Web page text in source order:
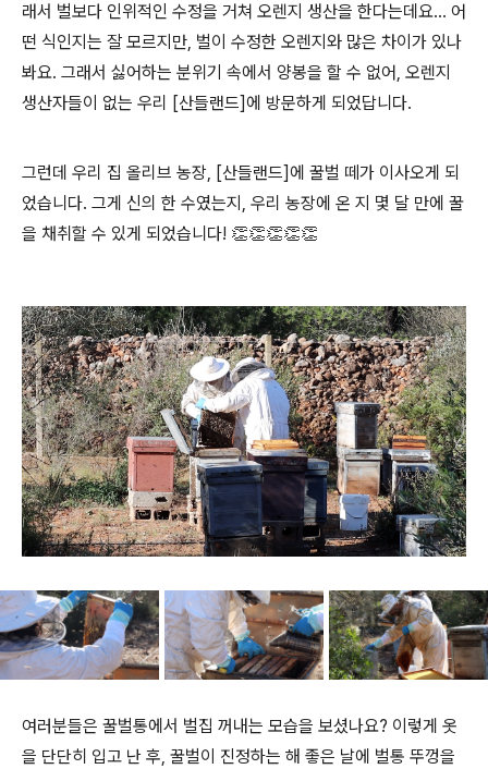
래서 벌보다 인위적인 수정을 거쳐 오렌지 생산을 한다는데요... 어
떤 식인지는 잘 모르지만, 벌이 수정한 오렌지와 많은 차이가 있나
봐요. 그래서 싫어하는 분위기 속에서 양봉을 할 수 없어, 오렌지
생산자들이 없는 우리 [산들랜드]에 방문하게 되었답니다.
그런데 우리 집 올리브 농장, [산들랜드]에 꿀벌 떼가 이사오게 되
었습니다. 그게 신의 한 수였는지, 우리 농장에 온 지 몇 달 만에 꿀
을 채취할 수 있게 되었습니다! 👏👏👏👏👏
여러분들은 꿀벌통에서 벌집 꺼내는 모습을 보셨나요? 이렇게 옷
을 단단히 입고 난 후, 꿀벌이 진정하는 해 좋은 날에 벌통 뚜껑을